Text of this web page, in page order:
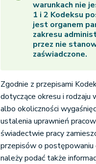
warunkach nie
1 i 2 Kodeksu
jest organem
zakresu
przez nie
zaświadczone.
Zgodnie z przepisami
dotyczące okresu i rodzaju
albo okoliczności
ustalenia uprawnień
świadectwie pracy
przepisów o postępowaniu
należy podać także